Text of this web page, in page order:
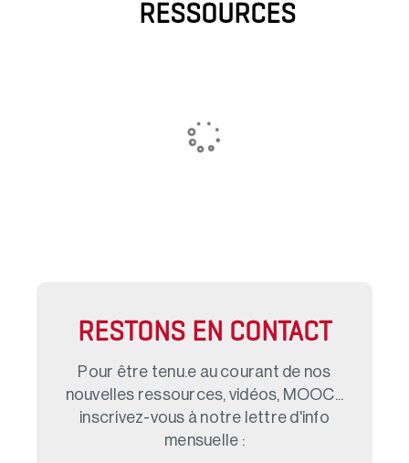
RESSOURCES
RESTONS EN CONTACT
Pour être tenu.e au courant de nos
nouvelles ressources, vidéos, MOOC...
inscrivez-vous à notre lettre d'info
mensuelle :